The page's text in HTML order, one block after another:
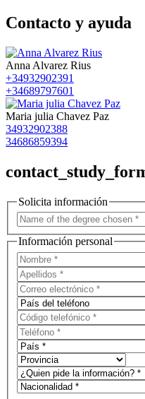
Contacto y ayuda
Anna Alvarez Rius
+34932902391
+34689797601
Maria julia Chavez Paz
34932902388
34686859394
Solicita información
Información personal